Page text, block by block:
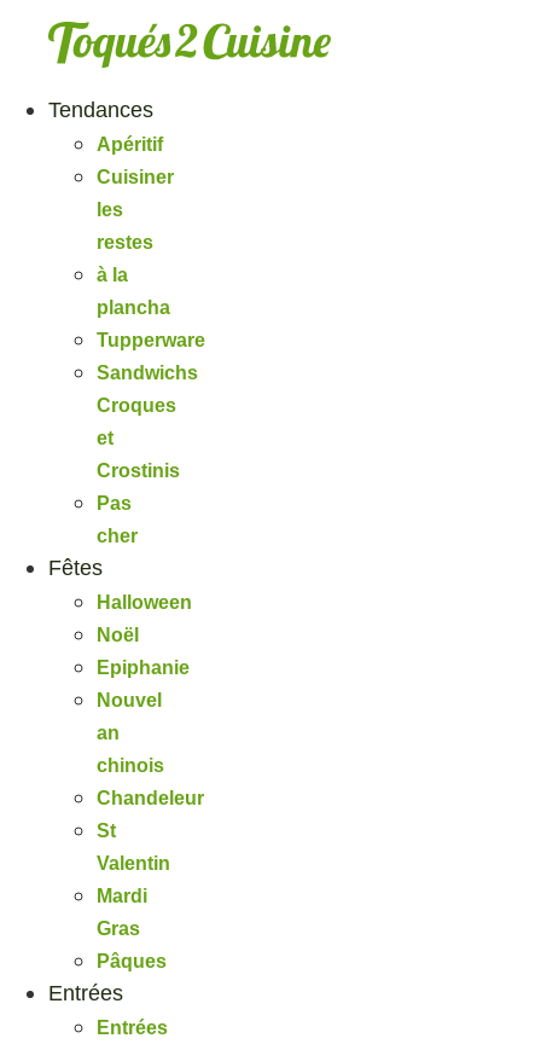
Tendances
Apéritif
Cuisiner
les
restes
à la
plancha
Tupperware
Sandwichs
Croques
et
Crostinis
Pas
cher
Fêtes
Halloween
Noël
Epiphanie
Nouvel
an
chinois
Chandeleur
St
Valentin
Mardi
Gras
Pâques
Entrées
Entrées